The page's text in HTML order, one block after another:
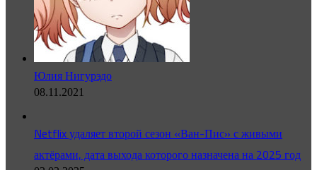
Юлия Нигурэдо
08.11.2021
Netflix удаляет второй сезон «Ван-Пис» с живыми
актёрами, дата выхода которого назначена на 2025 год